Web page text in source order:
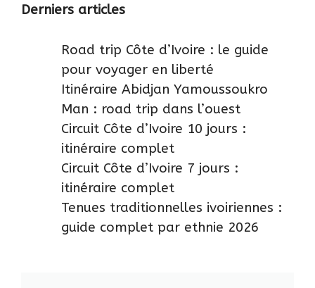
Derniers articles
Road trip Côte d’Ivoire : le guide
pour voyager en liberté
Itinéraire Abidjan Yamoussoukro
Man : road trip dans l’ouest
Circuit Côte d’Ivoire 10 jours :
itinéraire complet
Circuit Côte d’Ivoire 7 jours :
itinéraire complet
Tenues traditionnelles ivoiriennes :
guide complet par ethnie 2026